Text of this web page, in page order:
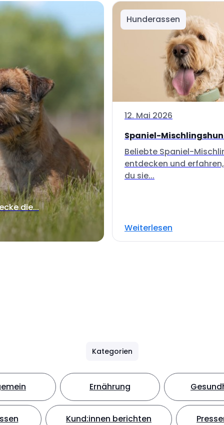
die...
Hunderassen
12. Mai 2026
Spaniel-
Beliebte Spaniel-
entdecken und
du sie...
Weiterlesen
Kategorien
Ernährung
Kund:innen berichten